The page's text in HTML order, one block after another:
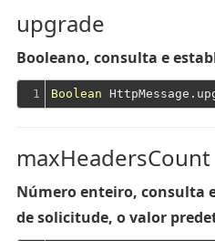
upgrade
Booleano, consulta e
1 Boolean
maxHeadersCount
Número enteiro, consulta
de solicitude, o valor